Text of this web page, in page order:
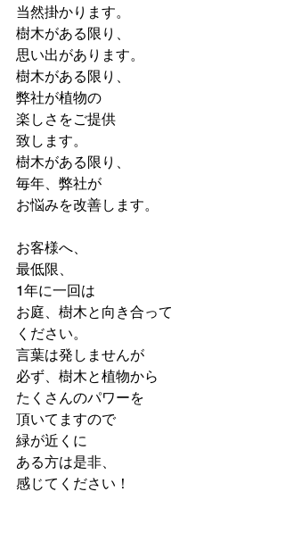
当然掛かります。
樹木がある限り、
思い出があります。
樹木がある限り、
弊社が植物の
楽しさをご提供
致します。
樹木がある限り、
毎年、弊社が
お悩みを改善します。
お客様へ、
最低限、
1年に一回は
お庭、樹木と向き合って
ください。
言葉は発しませんが
必ず、樹木と植物から
たくさんのパワーを
頂いてますので
緑が近くに
ある方は是非、
感じてください！